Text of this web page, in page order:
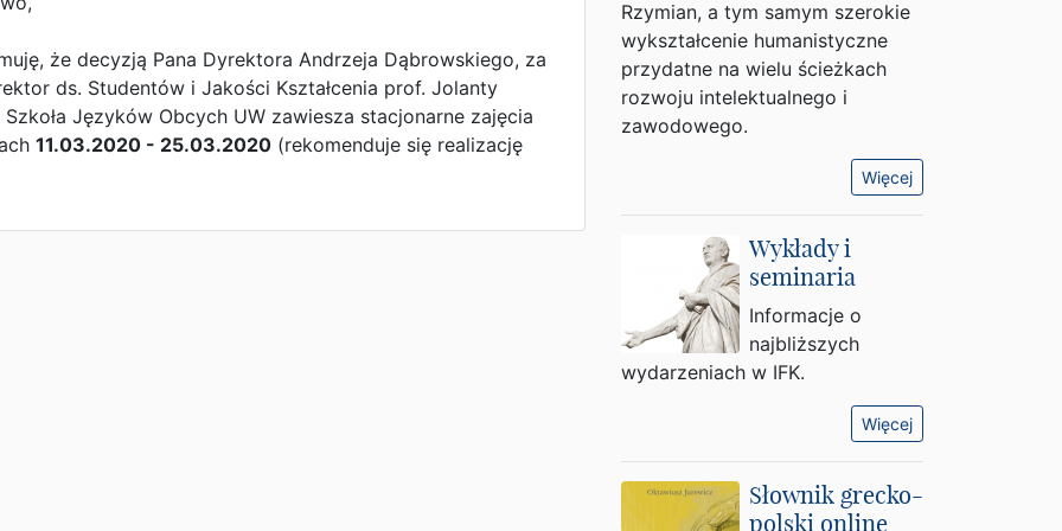
że decyzją Pana Dyrektora Andrzeja Dąbrowskiego, za
ds. Studentów i Jakości Kształcenia prof. Jolanty
Języków Obcych UW zawiesza stacjonarne zajęcia
11.03.2020 - 25.03.2020 (rekomenduje się realizację
Rzymian, a tym samym szerokie
wykształcenie humanistyczne
przydatne na wielu ścieżkach
rozwoju intelektualnego i
zawodowego.
Więcej
Wykłady i
seminaria
Informacje o
najbliższych
wydarzeniach w IFK.
Więcej
Słownik grecko-
polski online